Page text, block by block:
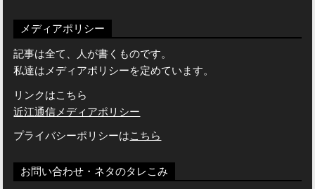
メディアポリシー
記事は全て、人が書くものです。
私達はメディアポリシーを定めています。
リンクはこちら
近江通信メディアポリシー
プライバシーポリシーはこちら
お問い合わせ・ネタのタレこみ